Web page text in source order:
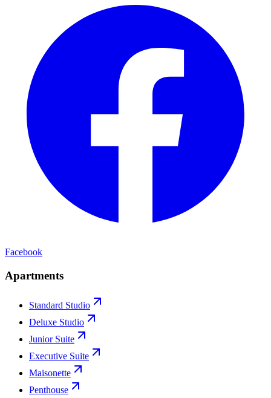
Facebook
Apartments
Standard Studio
Deluxe Studio
Junior Suite
Executive Suite
Maisonette
Penthouse